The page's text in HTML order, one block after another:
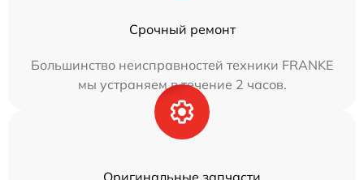
Срочный ремонт
Большинство неисправностей техники FRANKE
мы устраняем в течение 2 часов.
Оригинальные запчасти